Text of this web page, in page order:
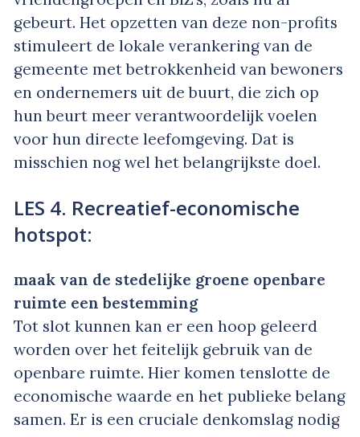
gebeurt. Het opzetten van deze non-profits
stimuleert de lokale verankering van de
gemeente met betrokkenheid van bewoners
en ondernemers uit de buurt, die zich op
hun beurt meer verantwoordelijk voelen
voor hun directe leefomgeving. Dat is
misschien nog wel het belangrijkste doel.
LES 4. Recreatief-economische
hotspot:
maak van de stedelijke groene openbare
ruimte een bestemming
Tot slot kunnen kan er een hoop geleerd
worden over het feitelijk gebruik van de
openbare ruimte. Hier komen tenslotte de
economische waarde en het publieke belang
samen. Er is een cruciale denkomslag nodig